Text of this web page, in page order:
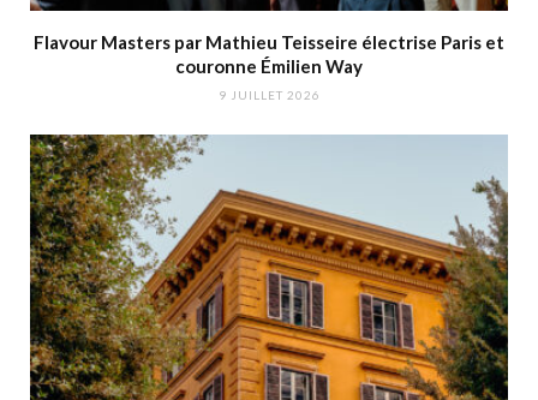
Flavour Masters par Mathieu Teisseire électrise Paris et
couronne Émilien Way
9 JUILLET 2026